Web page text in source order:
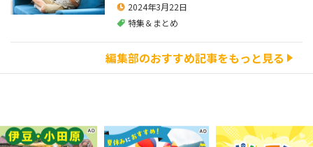
2024年3月22日
特集＆まとめ
編集部のおすすめ記事をもっと見る